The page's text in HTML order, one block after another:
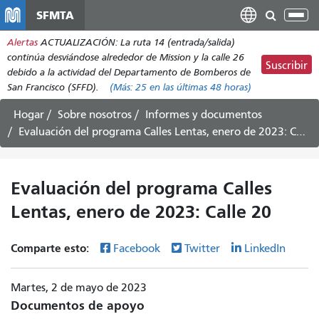
contenido
principal
SFMTA
Alertas ACTUALIZACIÓN: La ruta 14 (entrada/salida)
continúa desviándose alrededor de Mission y la calle 26
debido a la actividad del Departamento de Bomberos de
San Francisco (SFFD).
(Más: 25 en las últimas 48 horas)
Suscribir
Hogar Sobre nosotros
Informes y documentos
Evaluación del programa Calles Lentas, enero de 2023: Calle 20
Evaluación del programa Calles
Lentas, enero de 2023: Calle 20
Comparte esto: Facebook Twitter LinkedIn
Martes, 2 de mayo de 2023
Documentos de apoyo